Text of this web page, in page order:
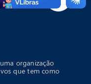
organização
que tem como